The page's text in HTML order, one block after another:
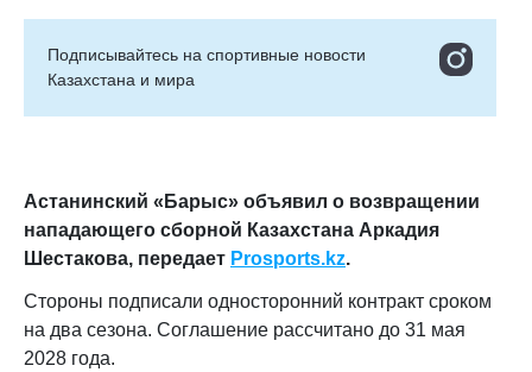
Подписывайтесь на cпортивные новости
Казахстана и мира
Астанинский «Барыс» объявил о возвращении
нападающего сборной Казахстана Аркадия
Шестакова, передает Prosports.kz.
Стороны подписали односторонний контракт сроком
на два сезона. Соглашение рассчитано до 31 мая
2028 года.